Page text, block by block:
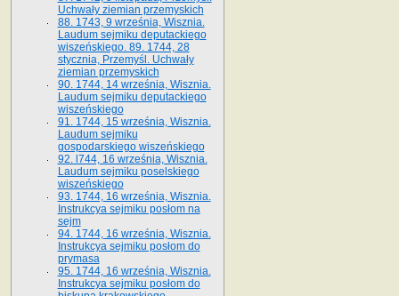
Uchwały ziemian przemyskich
88. 1743, 9 września, Wisznia.
Laudum sejmiku deputackiego
wiszeńskiego. 89. 1744, 28
stycznia, Przemyśl. Uchwały
ziemian przemyskich
90. 1744, 14 września, Wisznia.
Laudum sejmiku deputackiego
wiszeńskiego
91. 1744, 15 września, Wisznia.
Laudum sejmiku
gospodarskiego wiszeńskiego
92. l744, 16 września, Wisznia.
Laudum sejmiku poselskiego
wiszeńskiego
93. 1744, 16 września, Wisznia.
Instrukcya sejmiku posłom na
sejm
94. 1744, 16 września, Wisznia.
Instrukcya sejmiku posłom do
prymasa
95. 1744, 16 września, Wisznia.
Instrukcya sejmiku posłom do